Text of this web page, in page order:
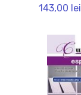
143,00 lei